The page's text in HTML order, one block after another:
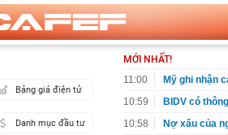
Bảng giá điện tử
Danh mục đầu tư
MỚI NHẤT!
11:00
Mỹ ghi nhận
10:59
BIDV có
10:58
Nợ xấu của